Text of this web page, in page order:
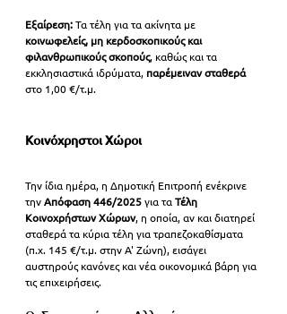
Εξαίρεση: Τα τέλη για τα ακίνητα με
κοινωφελείς, μη κερδοσκοπικούς και
φιλανθρωπικούς σκοπούς, καθώς και τα
εκκλησιαστικά ιδρύματα, παρέμειναν σταθερά
στο 1,00 €/τ.μ.
Κοινόχρηστοι Χώροι
Την ίδια ημέρα, η Δημοτική Επιτροπή ενέκρινε
την Απόφαση 446/2025 για τα Τέλη
Κοινοχρήστων Χώρων, η οποία, αν και διατηρεί
σταθερά τα κύρια τέλη για τραπεζοκαθίσματα
(π.χ. 145 €/τ.μ. στην Α' Ζώνη), εισάγει
αυστηρούς κανόνες και νέα οικονομικά βάρη για
τις επιχειρήσεις.